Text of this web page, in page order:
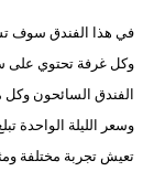
وكل غرفة تحتوي على
الفندق السائحون
تعيش تجربة مختلفة